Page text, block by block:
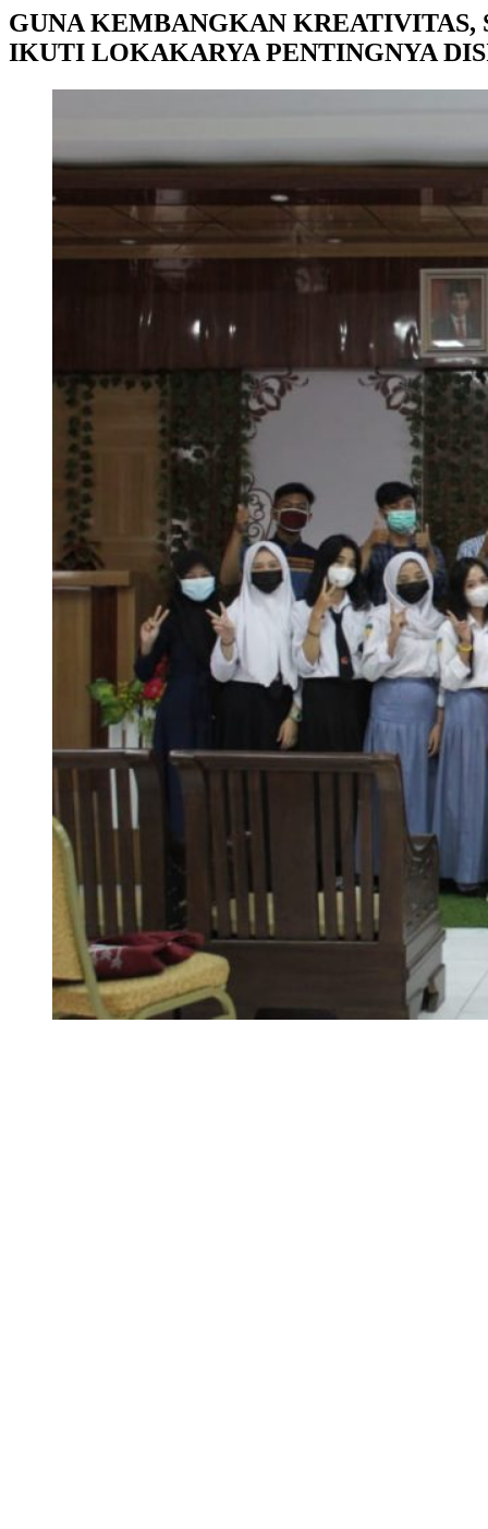
GUNA KEMBANGKAN
IKUTI LOKAKARYA PENTINGNYA